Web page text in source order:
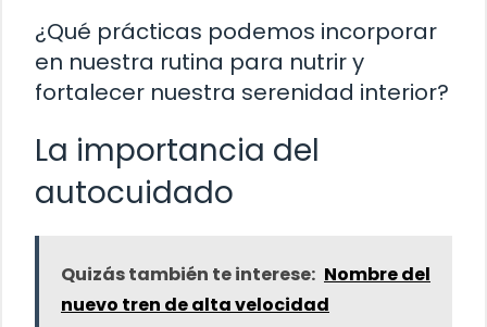
¿Qué prácticas podemos incorporar
en nuestra rutina para nutrir y
fortalecer nuestra serenidad interior?
La importancia del
autocuidado
Quizás también te interese: Nombre del
nuevo tren de alta velocidad